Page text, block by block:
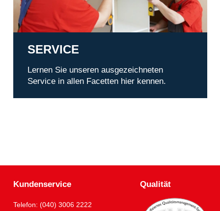
SERVICE
Lernen Sie unseren ausgezeichneten
Service in allen Facetten hier kennen.
Kundenservice
Telefon: (040) 3006 2222
Qualität